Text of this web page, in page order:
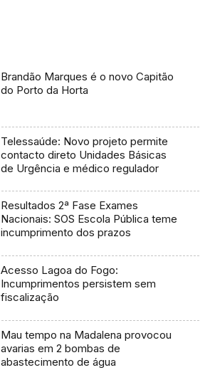
Brandão Marques é o novo Capitão
do Porto da Horta
Telessaúde: Novo projeto permite
contacto direto Unidades Básicas
de Urgência e médico regulador
Resultados 2ª Fase Exames
Nacionais: SOS Escola Pública teme
incumprimento dos prazos
Acesso Lagoa do Fogo:
Incumprimentos persistem sem
fiscalização
Mau tempo na Madalena provocou
avarias em 2 bombas de
abastecimento de água